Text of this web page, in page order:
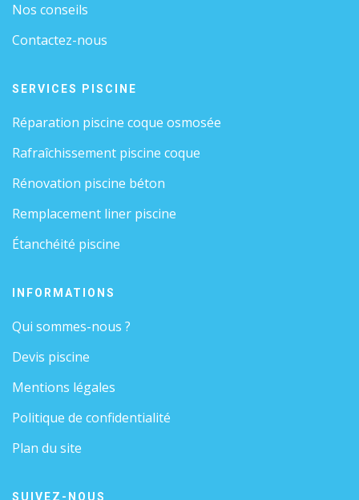
Nos conseils
Contactez-nous
SERVICES PISCINE
Réparation piscine coque osmosée
Rafraîchissement piscine coque
Rénovation piscine béton
Remplacement liner piscine
Étanchéité piscine
INFORMATIONS
Qui sommes-nous ?
Devis piscine
Mentions légales
Politique de confidentialité
Plan du site
SUIVEZ-NOUS